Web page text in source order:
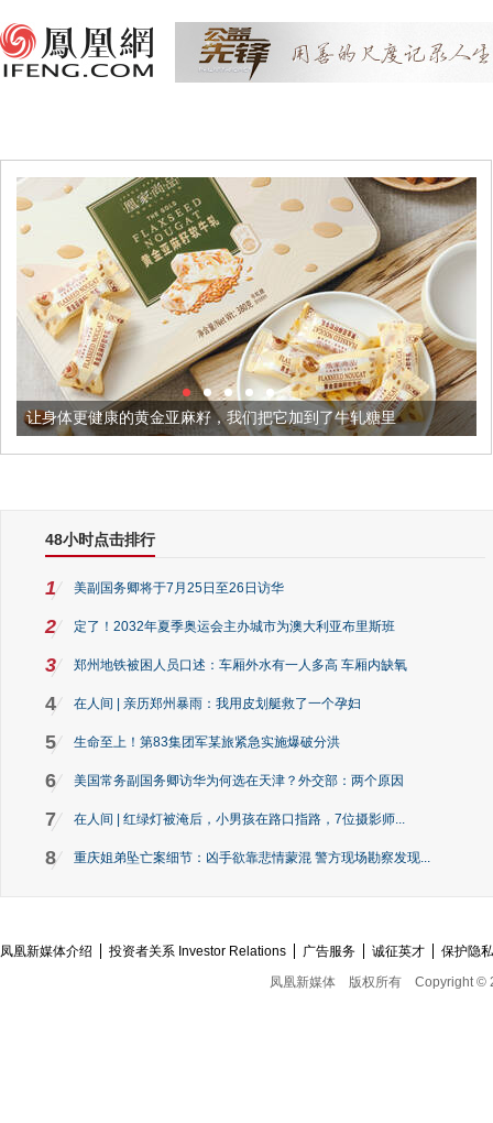
让身体更健康的黄金亚麻籽，我们把它加到了牛轧糖里
48小时点击排行
1 美副国务卿将于7月25日至26日访华
2 定了！2032年夏季奥运会主办城市为澳大利亚布里斯班
3 郑州地铁被困人员口述：车厢外水有一人多高 车厢内缺氧
4 在人间 | 亲历郑州暴雨：我用皮划艇救了一个孕妇
5 生命至上！第83集团军某旅紧急实施爆破分洪
6 美国常务副国务卿访华为何选在天津？外交部：两个原因
7 在人间 | 红绿灯被淹后，小男孩在路口指路，7位摄影师...
8 重庆姐弟坠亡案细节：凶手欲靠悲情蒙混 警方现场勘察发现...
凤凰新媒体介绍 投资者关系 Investor Relations 广告服务 诚征英才
保护隐
凤凰新媒体
版权所有 Copyright ©